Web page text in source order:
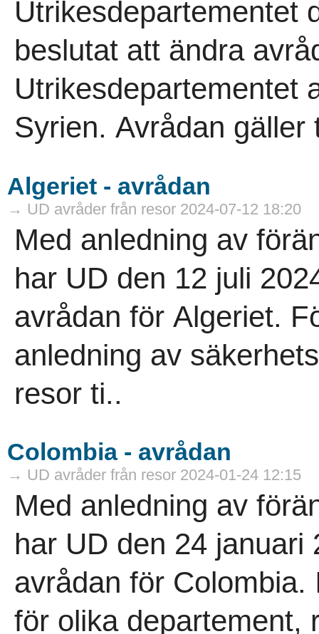
Utrikesdepartementet
beslutat att ändra
Utrikesdepartementet
Syrien. Avrådan gäller
Algeriet - avrådan
→ UD avråder från resor 2024-07-12 18:20
Med anledning av
har UD den 12 juli
avrådan för Algeriet.
anledning av
resor ti..
Colombia - avrådan
→ UD avråder från resor 2024-01-24 12:15
Med anledning av
har UD den 24
avrådan för
för olika departement,